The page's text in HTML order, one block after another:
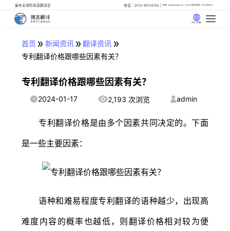
遍布全球的母语翻译官 电话：0731-85114762 邮箱: info@artlangs.com 24小时翻译管家: 18142666316
中文 (中国)
首页 » 新闻资讯» 翻译资讯 »
专利翻译价格跟哪些因素有关？
专利翻译价格跟哪些因素有关？
2024-01-17 2,193 次浏览 admin
专利翻译价格是由多个因素共同决定的。下面
是一些主要因素：
语种和难易程度专利翻译的语种越少，出现高
难度内容的概率也越低，则翻译价格相对较为便